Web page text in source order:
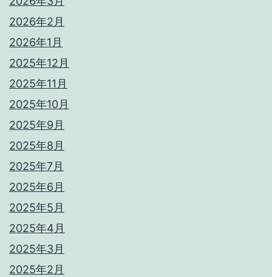
2026年2月
2026年1月
2025年12月
2025年11月
2025年10月
2025年9月
2025年8月
2025年7月
2025年6月
2025年5月
2025年4月
2025年3月
2025年2月